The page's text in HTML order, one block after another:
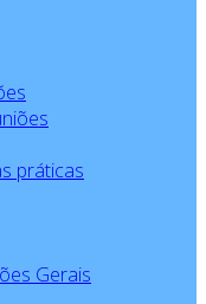
práticas
Gerais